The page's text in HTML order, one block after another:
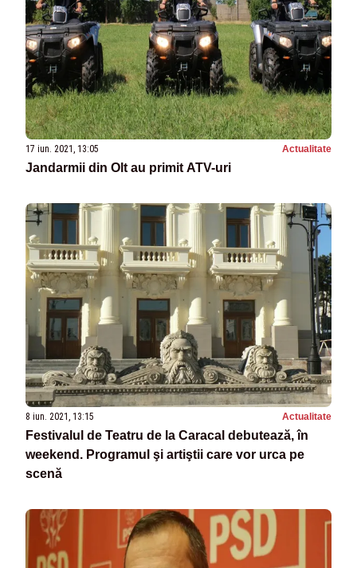
17 iun. 2021, 13:05 Actualitate
Jandarmii din Olt au primit ATV-uri
8 iun. 2021, 13:15 Actualitate
Festivalul de Teatru de la Caracal debutează, în
weekend. Programul şi artiştii care vor urca pe
scenă